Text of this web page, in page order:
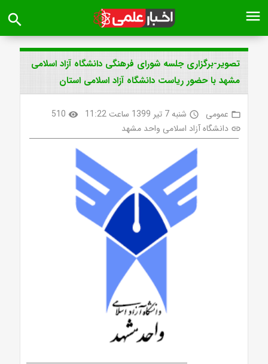
menu
search
تصویر-برگزاری جلسه شورای فرهنگی دانشگاه آزاد اسلامی
مشهد با حضور ریاست دانشگاه آزاد اسلامی استان
folder_open عمومی access_time شنبه 7 تیر 1399 ساعت 11:22 visibility
510
link دانشگاه آزاد اسلامی واحد مشهد